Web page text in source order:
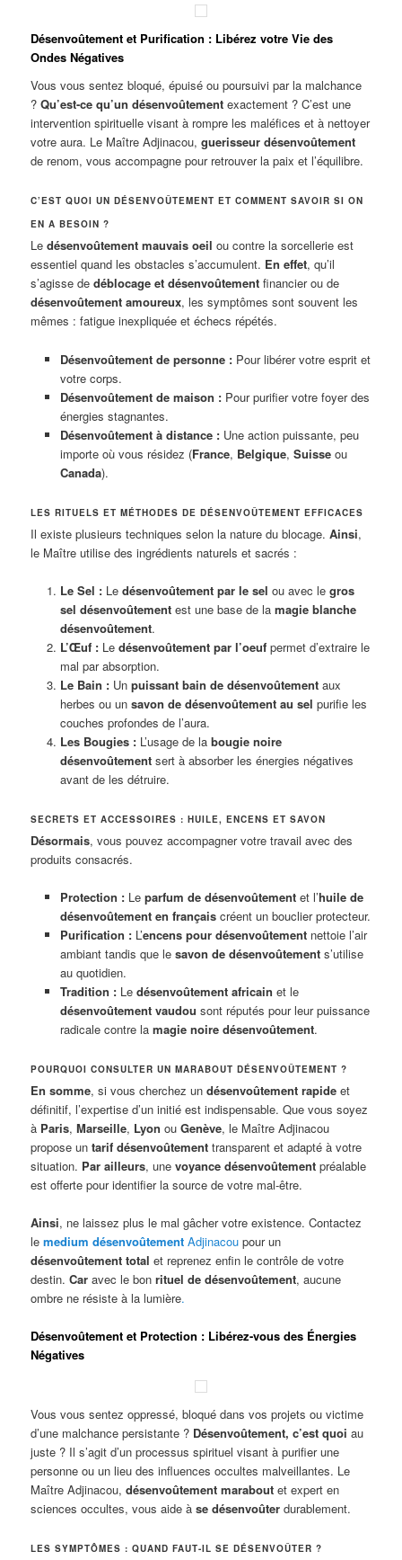
Désenvoûtement et Purification : Libérez votre Vie des
Ondes Négatives
Vous vous sentez bloqué, épuisé ou poursuivi par la malchance
?Qu’est-ce qu’un désenvoûtement exactement ? C’est une
intervention spirituelle visant à rompre les maléfices et à nettoyer
votre aura. Le Maître Adjinacou,guerisseur désenvoûtement
de renom, vous accompagne pour retrouver la paix et l’équilibre.
C’EST QUOI UN DÉSENVOÛTEMENT ET COMMENT SAVOIR SI ON
EN A BESOIN ?
Ledésenvoûtement mauvais oeil ou contre la sorcellerie est
essentiel quand les obstacles s’accumulent. En effet, qu’il
s’agisse dedéblocage et désenvoûtement financier ou de
désenvoûtement amoureux, les symptômes sont souvent les
mêmes : fatigue inexpliquée et échecs répétés.
Désenvoûtement de personne :Pour libérer votre esprit et
votre corps.
Désenvoûtement de maison :Pour purifier votre foyer des
énergies stagnantes.
Désenvoûtement à distance :Une action puissante, peu
importe où vous résidez (France, Belgique, Suisseou
Canada).
LES RITUELS ET MÉTHODES DE DÉSENVOÛTEMENT EFFICACES
Il existe plusieurs techniques selon la nature du blocage.Ainsi,
le Maître utilise des ingrédients naturels et sacrés :
Le Sel :Le désenvoûtement par le sel ou avec le gros
sel désenvoûtementest une base de la magie blanche
désenvoûtement.
L’Œuf :Le désenvoûtement par l’oeufpermet d’extraire le
mal par absorption.
Le Bain :Un puissant bain de désenvoûtementaux
herbes ou un savon de désenvoûtement au sel purifie les
couches profondes de l’aura.
Les Bougies :L’usage de la bougie noire
désenvoûtementsert à absorber les énergies négatives
avant de les détruire.
SECRETS ET ACCESSOIRES : HUILE, ENCENS ET SAVON
Désormais, vous pouvez accompagner votre travail avec des
produits consacrés.
Protection :Le parfum de désenvoûtementet l’huile de
désenvoûtement en françaiscréent un bouclier protecteur.
Purification :L’encens pour désenvoûtementnettoie l’air
ambiant tandis que le savon de désenvoûtements’utilise
au quotidien.
Tradition :Le désenvoûtement africain et le
désenvoûtement vaudou sont réputés pour leur puissance
radicale contre la magie noire désenvoûtement.
POURQUOI CONSULTER UN MARABOUT DÉSENVOÛTEMENT ?
En somme, si vous cherchez undésenvoûtement rapide et
définitif, l’expertise d’un initié est indispensable. Que vous soyez
à Paris,Marseille, Lyon ouGenève, le Maître Adjinacou
propose untarif désenvoûtement transparent et adapté à votre
situation. Par ailleurs, unevoyance désenvoûtement préalable
est offerte pour identifier la source de votre mal-être.
Ainsi, ne laissez plus le mal gâcher votre existence. Contactez
lemedium désenvoûtement Adjinacou pour un
désenvoûtement total et reprenez enfin le contrôle de votre
destin.Car avec le bonrituel de désenvoûtement, aucune
ombre ne résiste à la lumière.
Désenvoûtement et Protection : Libérez-vous des Énergies
Négatives
Vous vous sentez oppressé, bloqué dans vos projets ou victime
d’une malchance persistante ? Désenvoûtement, c’est quoi au
juste ? Il s’agit d’un processus spirituel visant à purifier une
personne ou un lieu des influences occultes malveillantes. Le
Maître Adjinacou,désenvoûtement marabout et expert en
sciences occultes, vous aide àse désenvoûter durablement.
LES SYMPTÔMES : QUAND FAUT-IL SE DÉSENVOÛTER ?